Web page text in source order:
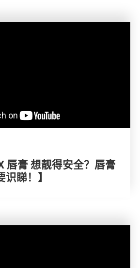
唇膏 想靓得安全？唇膏
睇！】